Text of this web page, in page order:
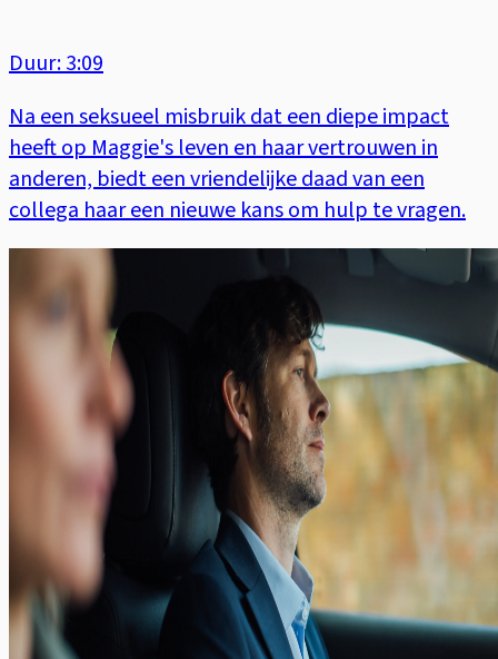
Duur: 3:09
Na een seksueel misbruik dat een diepe impact
heeft op Maggie's leven en haar vertrouwen in
anderen, biedt een vriendelijke daad van een
collega haar een nieuwe kans om hulp te vragen.